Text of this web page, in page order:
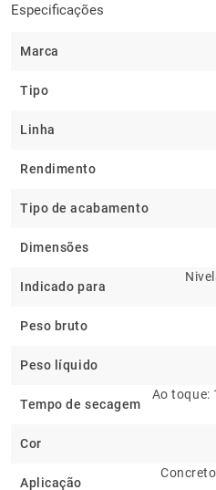
Especificações
Marca
Tipo
Linha
Rendimento
Tipo de acabamento
Dimensões
Indicado para
Peso bruto
Peso líquido
Tempo de secagem
Ao toque:
Cor
Aplicação